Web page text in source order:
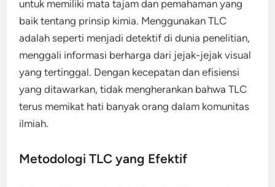
untuk memiliki mata tajam dan pemahaman yang
baik tentang prinsip kimia. Menggunakan TLC
adalah seperti menjadi detektif di dunia penelitian,
menggali informasi berharga dari jejak-jejak visual
yang tertinggal. Dengan kecepatan dan efisiensi
yang ditawarkan, tidak mengherankan bahwa TLC
terus memikat hati banyak orang dalam komunitas
ilmiah.
Metodologi TLC yang Efektif